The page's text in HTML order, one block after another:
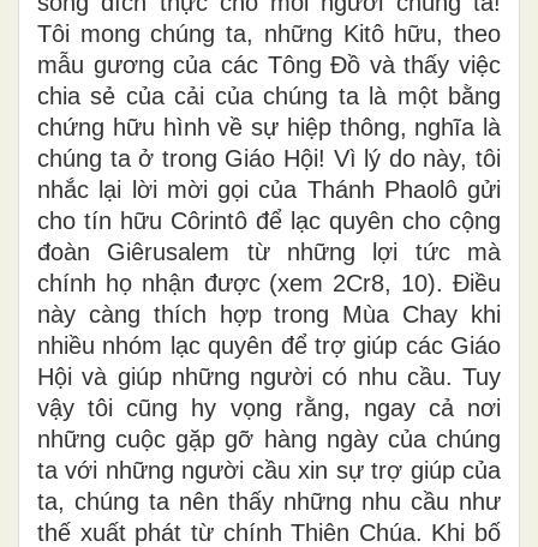
Tôi mong chúng ta, những Kitô hữu, theo
mẫu gương của các Tông Đồ và thấy việc
chia sẻ của cải của chúng ta là một bằng
chứng hữu hình về sự hiệp thông, nghĩa là
chúng ta ở trong Giáo Hội! Vì lý do này, tôi
nhắc lại lời mời gọi của Thánh Phaolô gửi
cho tín hữu Côrintô để lạc quyên cho cộng
đoàn Giêrusalem từ những lợi tức mà
chính họ nhận được (xem 2Cr8, 10). Điều
này càng thích hợp trong Mùa Chay khi
nhiều nhóm lạc quyên để trợ giúp các Giáo
Hội và giúp những người có nhu cầu. Tuy
vậy tôi cũng hy vọng rằng, ngay cả nơi
những cuộc gặp gỡ hàng ngày của chúng
ta với những người cầu xin sự trợ giúp của
ta, chúng ta nên thấy những nhu cầu như
thế xuất phát từ chính Thiên Chúa. Khi bố